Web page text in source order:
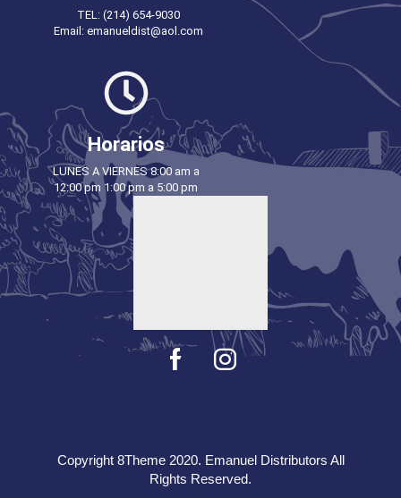
TEL: (214) 654-9030
Email: emanueldist@aol.com
Horarios
LUNES A VIERNES 8:00 am a
12:00 pm 1:00 pm a 5:00 pm
Copyright 8Theme 2020. Emanuel Distributors All
Rights Reserved.